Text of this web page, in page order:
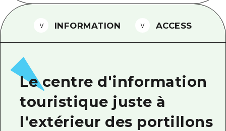
Téléchargement de Photos
Informations sur le transport en
Brochure touristique
INFORMATION ACCESS
Le centre d'information
touristique juste à
l'extérieur des portillons